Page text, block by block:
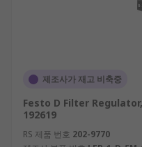
제조사가 재고 비축중
Festo D Filter
192619
RS 제품 번호 202-9770